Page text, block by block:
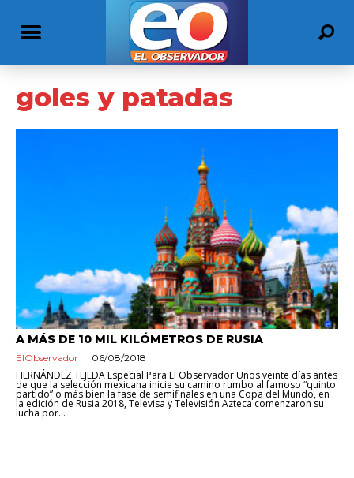
goles y patadas
A MÁS DE 10 MIL KILÓMETROS DE RUSIA
ElObservador 06/08/2018
HERNÁNDEZ TEJEDA Especial Para El Observador Unos veinte días antes
de que la selección mexicana inicie su camino rumbo al famoso “quinto
partido” o más bien la fase de semifinales en una Copa del Mundo, en
la edición de Rusia 2018, Televisa y Televisión Azteca comenzaron su
lucha por...